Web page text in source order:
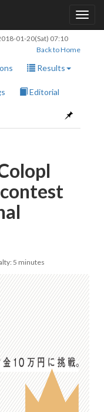
01-20(Sat) 07:10
Back to Home
Results
Editorial
5 minutes